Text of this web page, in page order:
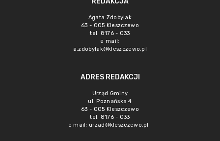
Agata Zdobylak
63 - 005 Kleszczewo
tel. 8176 - 033
e mail:
a.zdobylak@kleszczewo.pl
ADRES REDAKCJI
Urząd Gminy
ul. Poznańska 4
63 - 005 Kleszczewo
tel. 8176 - 033
e mail: urzad@kleszczewo.pl